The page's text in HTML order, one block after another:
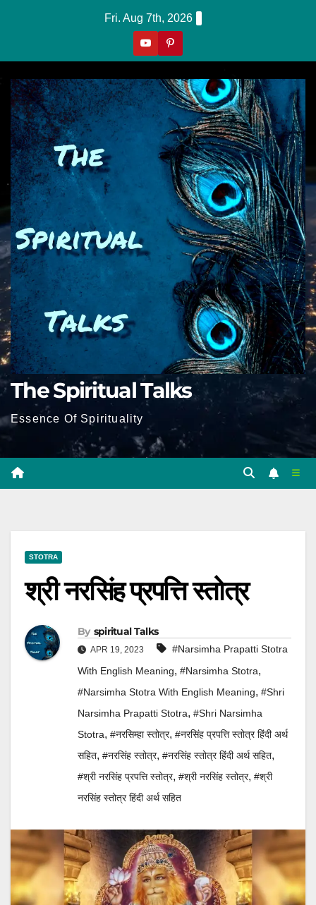
Fri. Aug 7th, 2026
The Spiritual Talks
Essence Of Spirituality
STOTRA
श्री नरसिंह प्रपत्ति स्तोत्र
By Spiritual Talks
APR 19, 2023
#Narsimha Prapatti Stotra
With English Meaning, #Narsimha Stotra,
#Narsimha Stotra With English Meaning, #Shri
Narsimha Prapatti Stotra, #Shri Narsimha
Stotra, #नरसिम्हा स्तोत्र, #नरसिंह प्रपत्ति स्तोत्र हिंदी अर्थ
सहित, #नरसिंह स्तोत्र, #नरसिंह स्तोत्र हिंदी अर्थ सहित,
#श्री नरसिंह प्रपत्ति स्तोत्र, #श्री नरसिंह स्तोत्र, #श्री
नरसिंह स्तोत्र हिंदी अर्थ सहित